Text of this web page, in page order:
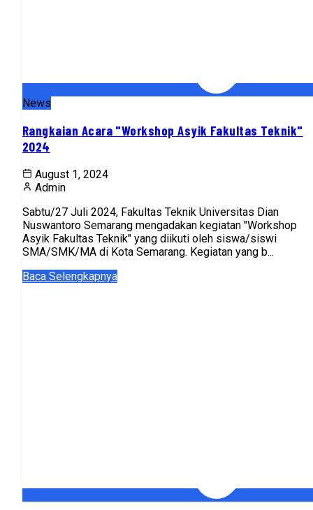
News
Rangkaian Acara "Workshop Asyik Fakultas Teknik"
2024
August 1, 2024
Admin
Sabtu/27 Juli 2024, Fakultas Teknik Universitas Dian
Nuswantoro Semarang mengadakan kegiatan "Workshop
Asyik Fakultas Teknik" yang diikuti oleh siswa/siswi
SMA/SMK/MA di Kota Semarang. Kegiatan yang b...
Baca Selengkapnya